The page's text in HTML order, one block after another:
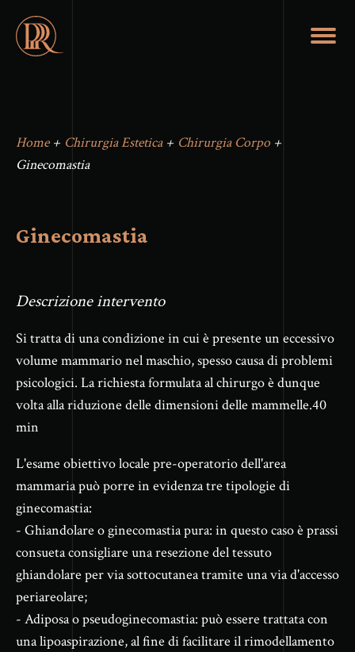
Home + Chirurgia Estetica+ Chirurgia Corpo+
Ginecomastia
Ginecomastia
Descrizione intervento
Si tratta di una condizione in cui è presente un eccessivo
volume mammario nel maschio, spesso causa di problemi
psicologici. La richiesta formulata al chirurgo è dunque
volta alla riduzione delle dimensioni delle mammelle.40
min
L'esame obiettivo locale pre-operatorio dell'area
mammaria può porre in evidenza tre tipologie di
ginecomastia:
- Ghiandolare o ginecomastia pura: in questo caso è prassi
consueta consigliare una resezione del tessuto
ghiandolare per via sottocutanea tramite una via d'accesso
periareolare;
- Adiposa o pseudoginecomastia: può essere trattata con
una lipoaspirazione, al fine di facilitare il rimodellamento